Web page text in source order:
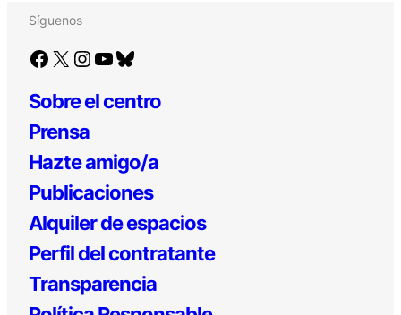
Síguenos
Facebook X Instagram YouTube Bluesky
Sobre el centro
Prensa
Hazte amigo/a
Publicaciones
Alquiler de espacios
Perfil del contratante
Transparencia